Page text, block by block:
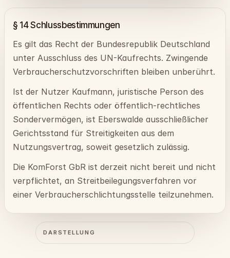
§ 14 Schlussbestimmungen
Es gilt das Recht der Bundesrepublik Deutschland
unter Ausschluss des UN-Kaufrechts. Zwingende
Verbraucherschutzvorschriften bleiben unberührt.
Ist der Nutzer Kaufmann, juristische Person des
öffentlichen Rechts oder öffentlich-rechtliches
Sondervermögen, ist Eberswalde ausschließlicher
Gerichtsstand für Streitigkeiten aus dem
Nutzungsvertrag, soweit gesetzlich zulässig.
Die KomForst GbR ist derzeit nicht bereit und nicht
verpflichtet, an Streitbeilegungsverfahren vor
einer Verbraucherschlichtungsstelle teilzunehmen.